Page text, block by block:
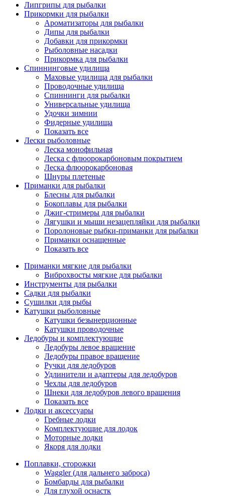
Липгрипы для рыбалки
Прикормки для рыбалки
Ароматизаторы для рыбалки
Дипы для рыбалки
Добавки для прикормки
Рыболовные насадки
Прикормка для рыбалки
Спиннинговые удилища
Маховые удилища для рыбалки
Проводочные удилища
Спиннинги для рыбалки
Универсальные удилища
Удочки зимнии
Фидерные удилища
Показать все
Лески рыболовные
Леска монофильная
Леска с флюорокарбоновым покрытием
Леска флюорокарбоновая
Шнуры плетеные
Приманки для рыбалки
Блесны для рыбалки
Бокоплавы для рыбалки
Джиг-стримеры для рыбалки
Лягушки и мыши незацепляйки для рыбалки
Поролоновые рыбки-приманки для рыбалки
Приманки оснащенные
Показать все
Приманки мягкие для рыбалки
Виброхвосты мягкие для рыбалки
Инструменты для рыбалки
Садки для рыбалки
Сушилки для рыбы
Катушки рыболовные
Катушки безынерционные
Катушки проводочные
Ледобуры и комплектующие
Ледобуры левое вращение
Ледобуры правое вращение
Ручки для ледобуров
Удлинители и адаптеры для ледобуров
Чехлы для ледобуров
Шнеки для ледобуров левого вращения
Показать все
Лодки и аксессуары
Гребные лодки
Комплектующие для лодок
Моторные лодки
Якоря для лодки
Поплавки, сторожки
Waggler (для дальнего заброса)
Бомбарды для рыбалки
Для глухой оснастк